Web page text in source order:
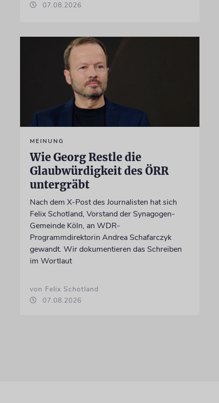
07.08.2026
MEINUNG
Wie Georg Restle die
Glaubwürdigkeit des ÖRR
untergräbt
Nach dem X-Post des Journalisten hat sich
Felix Schotland, Vorstand der Synagogen-
Gemeinde Köln, an WDR-
Programmdirektorin Andrea Schafarczyk
gewandt. Wir dokumentieren das Schreiben
im Wortlaut
von Felix Schotland
07.08.2026